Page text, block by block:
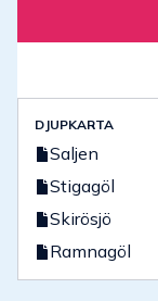
DJUPKARTA
Saljen
Stigagöl
Skirösjö
Ramnagöl